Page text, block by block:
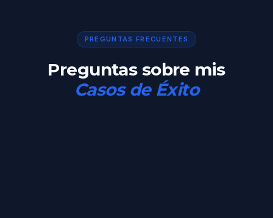
PREGUNTAS FRECUENTES
Preguntas sobre mis
Casos de Éxito